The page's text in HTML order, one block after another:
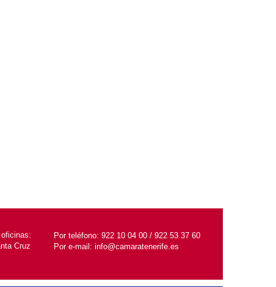
Cruz
Por teléfono: 922 10 04 00 / 922 53 37 60
Por e-mail: info@camaratenerife.es